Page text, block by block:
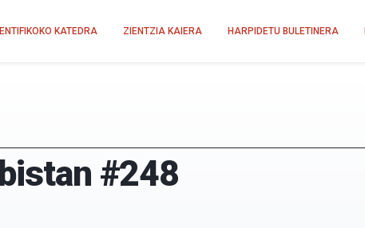
KATEDRA ZIENTZIA KAIERA HARPIDETU BULETINERA
#248